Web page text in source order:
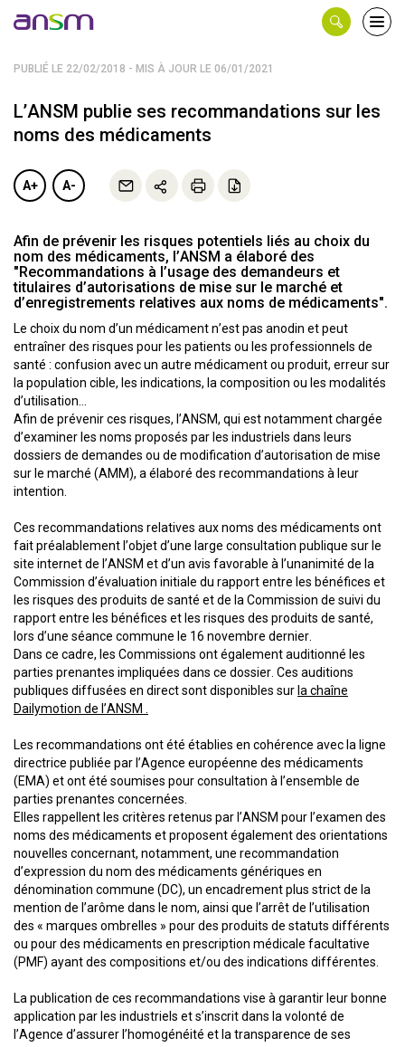
PUBLIÉ LE 22/02/2018 - MIS À JOUR LE 06/01/2021
L’ANSM publie ses recommandations sur les
noms des médicaments
A+ A-
Afin de prévenir les risques potentiels liés au choix du
nom des médicaments, l’ANSM a élaboré des
"Recommandations à l’usage des demandeurs et
titulaires d’autorisations de mise sur le marché et
d’enregistrements relatives aux noms de médicaments".
Le choix du nom d’un médicament n’est pas anodin et peut
entraîner des risques pour les patients ou les professionnels de
santé : confusion avec un autre médicament ou produit, erreur sur
la population cible, les indications, la composition ou les modalités
d’utilisation…
Afin de prévenir ces risques, l’ANSM, qui est notamment chargée
d’examiner les noms proposés par les industriels dans leurs
dossiers de demandes ou de modification d’autorisation de mise
sur le marché (AMM), a élaboré des recommandations à leur
intention.
Ces recommandations relatives aux noms des médicaments ont
fait préalablement l’objet d’une large consultation publique sur le
site internet de l’ANSM et d’un avis favorable à l’unanimité de la
Commission d’évaluation initiale du rapport entre les bénéfices et
les risques des produits de santé et de la Commission de suivi du
rapport entre les bénéfices et les risques des produits de santé,
lors d’une séance commune le 16 novembre dernier.
Dans ce cadre, les Commissions ont également auditionné les
parties prenantes impliquées dans ce dossier. Ces auditions
publiques diffusées en direct sont disponibles sur la chaîne
Dailymotion de l’ANSM .
Les recommandations ont été établies en cohérence avec la ligne
directrice publiée par l’Agence européenne des médicaments
(EMA) et ont été soumises pour consultation à l’ensemble de
parties prenantes concernées.
Elles rappellent les critères retenus par l’ANSM pour l’examen des
noms des médicaments et proposent également des orientations
nouvelles concernant, notamment, une recommandation
d’expression du nom des médicaments génériques en
dénomination commune (DC), un encadrement plus strict de la
mention de l’arôme dans le nom, ainsi que l’arrêt de l’utilisation
des « marques ombrelles » pour des produits de statuts différents
ou pour des médicaments en prescription médicale facultative
(PMF) ayant des compositions et/ou des indications différentes.
La publication de ces recommandations vise à garantir leur bonne
application par les industriels et s’inscrit dans la volonté de
l’Agence d’assurer l’homogénéité et la transparence de ses